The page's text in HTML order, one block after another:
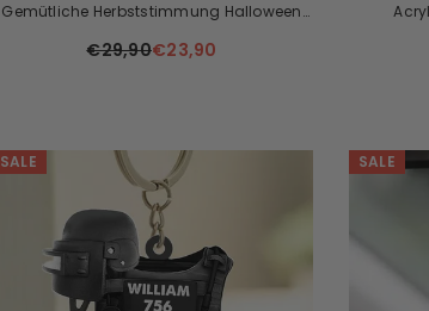
Gemütliche Herbststimmung Halloween
€29,90€23,90
SALE SALE